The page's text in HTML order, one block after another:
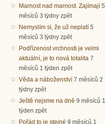
Marnost nad marnost. Zajímají 5
měsíců 3 týdny zpět
Nemyslím si, že už neplatí 5
měsíců 3 týdny zpět
Podřízenost vrchnosti je velmi
aktuální, je to nová totalita 7
měsíců 1 týden zpět
Věda a náboženství 7 měsíců 2
týdny zpět
Ještě nejsme na dně 9 měsíců 1
týden zpět
Pořád to je stejné 9 měsíců 1